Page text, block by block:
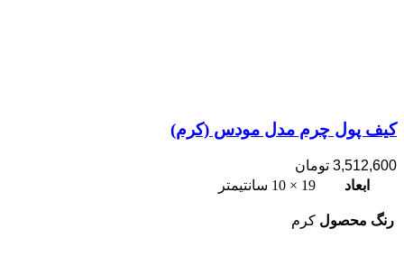
کیف پول چرم مدل مودس (کرم)
3,512,600 تومان
ابعاد
19 × 10 سانتیمتر
رنگ محصول کرم